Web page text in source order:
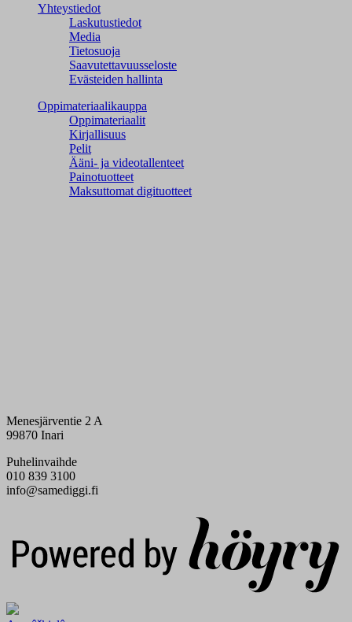
Yhteystiedot
Laskutustiedot
Media
Tietosuoja
Saavutettavuusseloste
Evästeiden hallinta
Oppimateriaalikauppa
Oppimateriaalit
Kirjallisuus
Pelit
Ääni- ja videotallenteet
Painotuotteet
Maksuttomat digituotteet
Menesjärventie 2 A
99870 Inari
Puhelinvaihde
010 839 3100
info@samediggi.fi